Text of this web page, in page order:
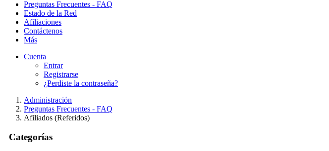
Preguntas Frecuentes - FAQ
Estado de la Red
Afiliaciones
Contáctenos
Más
Cuenta
Entrar
Registrarse
¿Perdiste la contraseña?
Administración
Preguntas Frecuentes - FAQ
Afiliados (Referidos)
Categorías